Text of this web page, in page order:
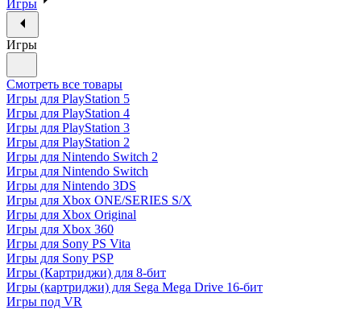
Игры
Игры
Смотреть все товары
Игры для PlayStation 5
Игры для PlayStation 4
Игры для PlayStation 3
Игры для PlayStation 2
Игры для Nintendo Switch 2
Игры для Nintendo Switch
Игры для Nintendo 3DS
Игры для Xbox ONE/SERIES S/X
Игры для Xbox Original
Игры для Xbox 360
Игры для Sony PS Vita
Игры для Sony PSP
Игры (Картриджи) для 8-бит
Игры (картриджи) для Sega Mega Drive 16-бит
Игры под VR